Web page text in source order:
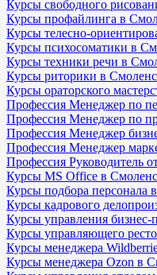
Курсы свободного
Курсы профайлинга в
Курсы телесно-
Курсы психосоматики в
Курсы техники речи в
Курсы риторики в
Курсы ораторского
Профессия Менеджер по
Профессия Менеджер по
Профессия Менеджер
Профессия Менеджер
Профессия Руководитель
Курсы MS Office в
Курсы подбора персонала
Курсы кадрового
Курсы управления
Курсы управляющего
Курсы менеджера
Курсы менеджера Ozon в